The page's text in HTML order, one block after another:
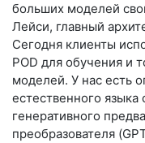
больших моделей
Лейси, главный
Сегодня клиенты
POD для обучения и
моделей. У нас есть
естественного
генеративного
преобразователя